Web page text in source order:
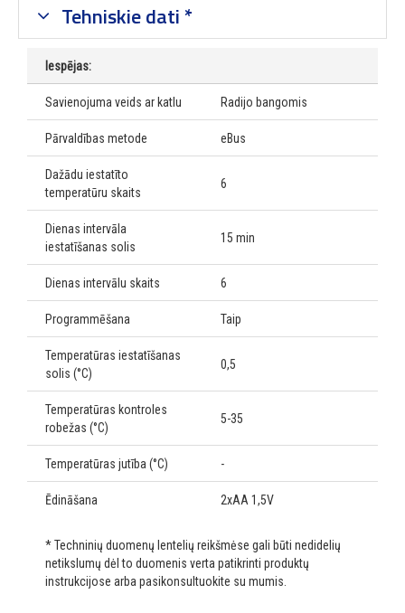
Tehniskie dati *
Iespējas:
Savienojuma veids ar katlu Radijo bangomis
Pārvaldības metode eBus
Dažādu iestatīto
temperatūru skaits
6
Dienas intervāla
iestatīšanas solis
15 min
Dienas intervālu skaits 6
Programmēšana Taip
Temperatūras iestatīšanas
solis (°C)
0,5
Temperatūras kontroles
robežas (°C)
5-35
Temperatūras jutība (°C) -
Ēdināšana 2xAA 1,5V
* Techninių duomenų lentelių reikšmėse gali būti nedidelių
netikslumų dėl to duomenis verta patikrinti produktų
instrukcijose arba pasikonsultuokite su mumis.